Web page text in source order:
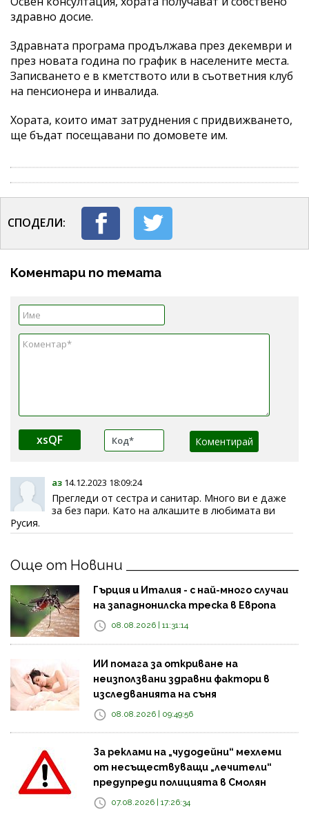
здравно досие.
Здравната програма продължава през декември и
през новата година по график в населените места.
Записването е в кметството или в съответния клуб
на пенсионера и инвалида.
Хората, които имат затруднения с придвижването,
ще бъдат посещавани по домовете им.
СПОДЕЛИ:
Коментари по темата
xsQF
аз 14.12.2023 18:09:24
Прегледи от сестра и санитар. Много ви е даже
за без пари. Като на алкашите в любимата ви
Русия.
Още от Новини
Гърция и Италия - с най-много случаи
на западнонилска треска в Европа
08.08.2026 | 11:31:14
ИИ помага за откриване на
неизползвани здравни фактори в
изследванията на съня
08.08.2026 | 09:49:56
За реклами на „чудодейни“ мехлеми
от несъществуващи „лечители“
предупреди полицията в Смолян
07.08.2026 | 17:26:34